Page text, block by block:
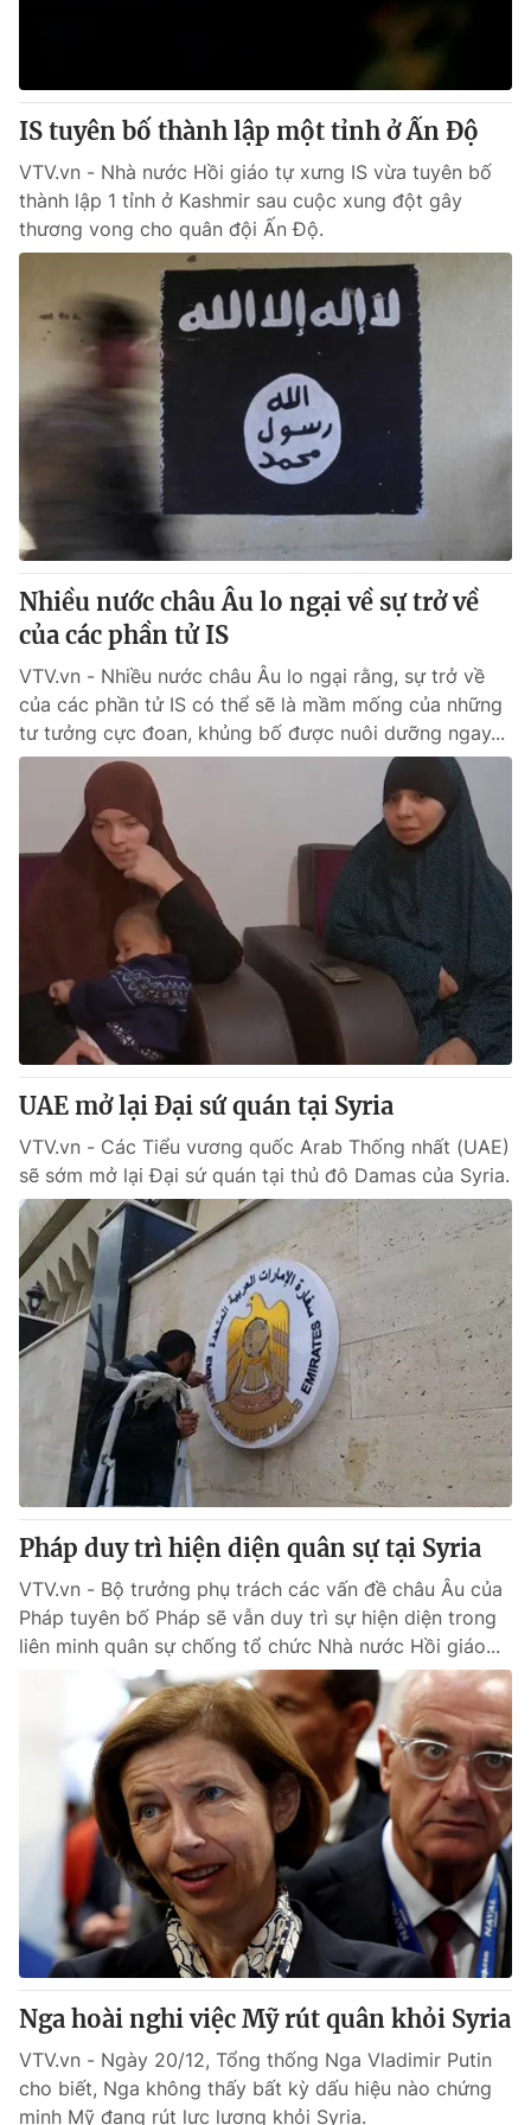
Tấm lòng Việt
VTV4
VTV8
Liên hệ tòa soạn English
THỜI BÁO VTV
Theo dõi báo trên
Cơ quan chủ quản:
Đài Truyền hình Việt Nam
Cơ quan báo chí:Thời báo VTV
Giấy phép hoạt động báo in và báo điện tử số 483/GP-BTTTT
cấp ngày 29/12/2023
Tổng Biên tập:Vũ Thanh Thủy
Phó Tổng Biên tập: Nguyễn Thị Mỹ Hạnh, Phạm Quốc Thắng,
Nguyễn Trọng Ninh
Tổng đài VTV:024.38 355 931 - 024.38 355 932
Ðiện thoại Thời báo VTV:024.66 897 897
Email:toasoan@vtv.vn
Liên hệ quảng cáo:
thuận bằng văn bản. Ghi rõ nguồn VTV.vn khi phát hành lại
thông tin từ website này.
IS tuyên bố thành lập một tỉnh ở Ấn Độ
VTV.vn - Nhà nước Hồi giáo tự xưng IS vừa tuyên bố
thành lập 1 tỉnh ở Kashmir sau cuộc xung đột gây
thương vong cho quân đội Ấn Độ.
Nhiều nước châu Âu lo ngại về sự trở về
của các phần tử IS
VTV.vn - Nhiều nước châu Âu lo ngại rằng, sự trở về
của các phần tử IS có thể sẽ là mầm mống của những
tư tưởng cực đoan, khủng bố được nuôi dưỡng ngay...
UAE mở lại Đại sứ quán tại Syria
VTV.vn - Các Tiểu vương quốc Arab Thống nhất (UAE)
sẽ sớm mở lại Đại sứ quán tại thủ đô Damas của Syria.
Pháp duy trì hiện diện quân sự tại Syria
VTV.vn - Bộ trưởng phụ trách các vấn đề châu Âu của
Pháp tuyên bố Pháp sẽ vẫn duy trì sự hiện diện trong
liên minh quân sự chống tổ chức Nhà nước Hồi giáo...
Nga hoài nghi việc Mỹ rút quân khỏi Syria
VTV.vn - Ngày 20/12, Tổng thống Nga Vladimir Putin
cho biết, Nga không thấy bất kỳ dấu hiệu nào chứng
minh Mỹ đang rút lực lượng khỏi Syria.